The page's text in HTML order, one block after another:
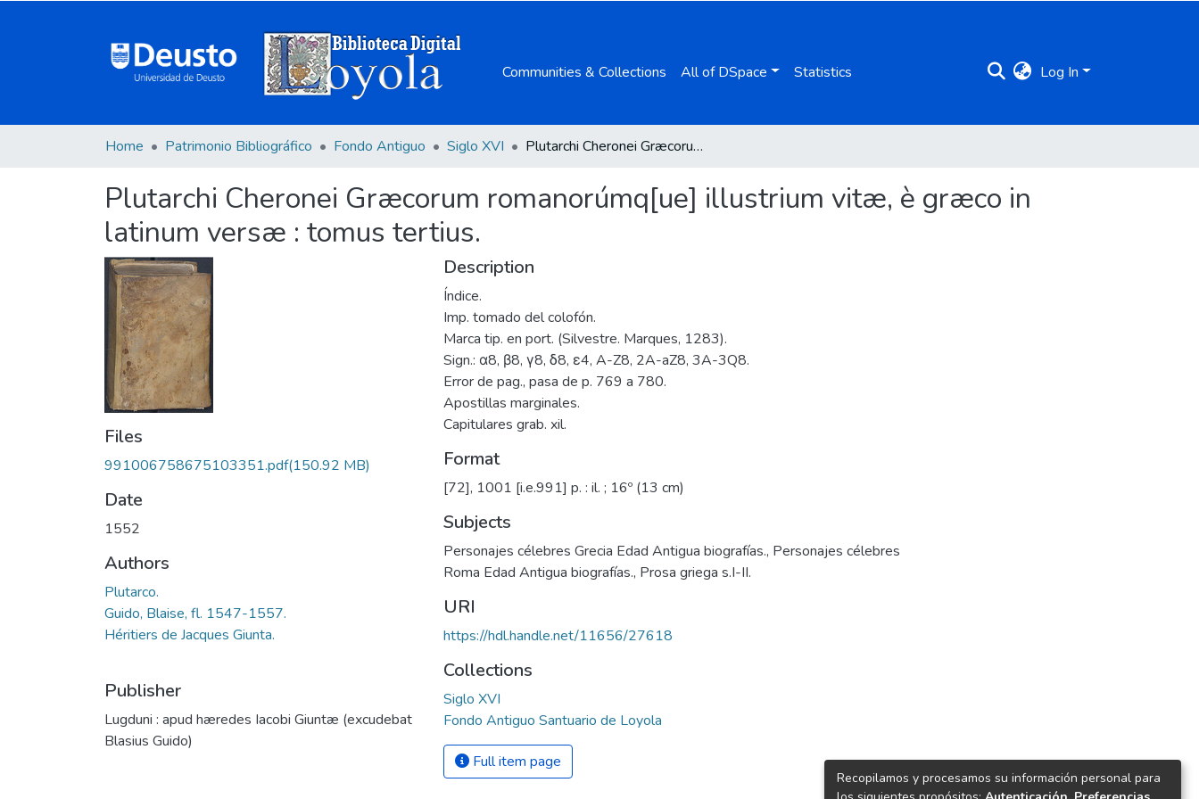
Communities & Collections All of DSpace Statistics Log In
Home Patrimonio Bibliográfico Fondo Antiguo Siglo XVI Plutarchi Cheronei Græcorum romanorúmq[ue] illustrium vitæ, è græco in latinum versæ : tomus tertius.
Plutarchi Cheronei Græcorum romanorúmq[ue] illustrium vitæ, è græco in
latinum versæ : tomus tertius.
Files
991006758675103351.pdf(150.92 MB)
Date
1552
Authors
Plutarco.
Guido, Blaise, fl. 1547-1557.
Héritiers de Jacques Giunta.
Publisher
Lugduni : apud hæredes Iacobi Giuntæ (excudebat
Blasius Guido)
Description
Índice.
Imp. tomado del colofón.
Marca tip. en port. (Silvestre. Marques, 1283).
Sign.: α8, β8, γ8, δ8, ε4, A-Z8, 2A-aZ8, 3A-3Q8.
Error de pag., pasa de p. 769 a 780.
Apostillas marginales.
Capitulares grab. xil.
Format
[72], 1001 [i.e.991] p. : il. ; 16º (13 cm)
Subjects
Personajes célebres Grecia Edad Antigua biografías., Personajes célebres
Roma Edad Antigua biografías., Prosa griega s.I-II.
URI
https://hdl.handle.net/11656/27618
Collections
Siglo XVI
Fondo Antiguo Santuario de Loyola
Full item page
Recopilamos y procesamos su información personal para